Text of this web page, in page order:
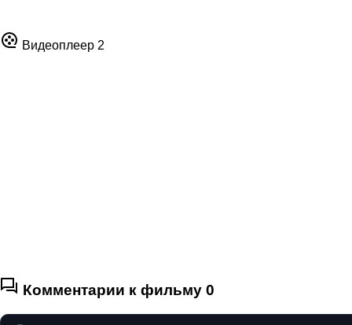
Видеоплеер 2
Комментарии к фильму 0